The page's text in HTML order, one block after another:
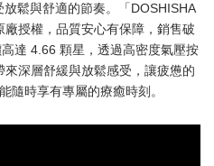
鬆與舒適的節奏。「DOSHISHA
授權，品質安心有保障，銷售破
達 4.66 顆星，透過高密度氣壓按
深層舒緩與放鬆感受，讓疲憊的
隨時享有專屬的療癒時刻。